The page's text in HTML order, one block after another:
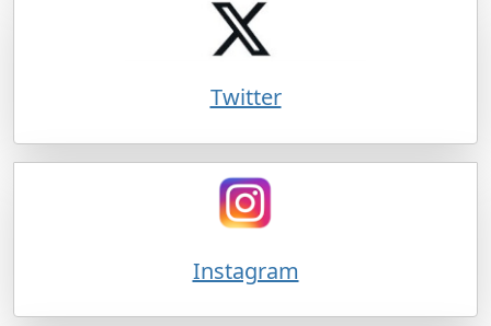
Twitter
Instagram